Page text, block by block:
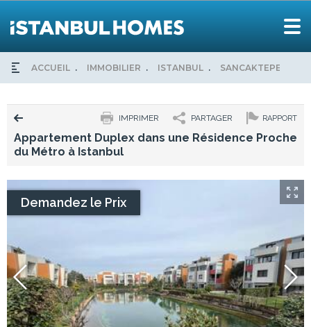
ACCUEIL IMMOBILIER ISTANBUL SANCAKTEPE
RAPPORT
PARTAGER
IMPRIMER
Appartement Duplex dans une Résidence Proche
du Métro à Istanbul
Demandez le Prix